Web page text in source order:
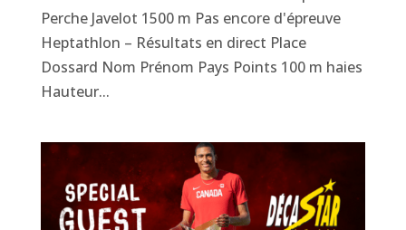
Perche Javelot 1500 m Pas encore d'épreuve
Heptathlon – Résultats en direct Place
Dossard Nom Prénom Pays Points 100 m haies
Hauteur...